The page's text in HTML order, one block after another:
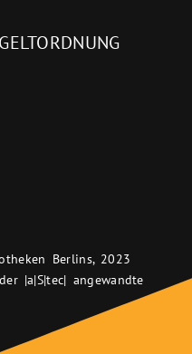
Berlins, 2023
|a|S|tec| angewandte